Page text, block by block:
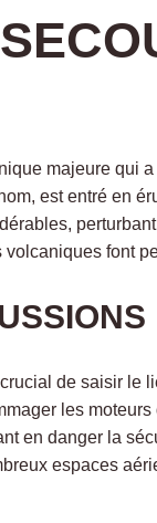
majeure qui
est entré en
font
de saisir le
les
en danger la
espaces